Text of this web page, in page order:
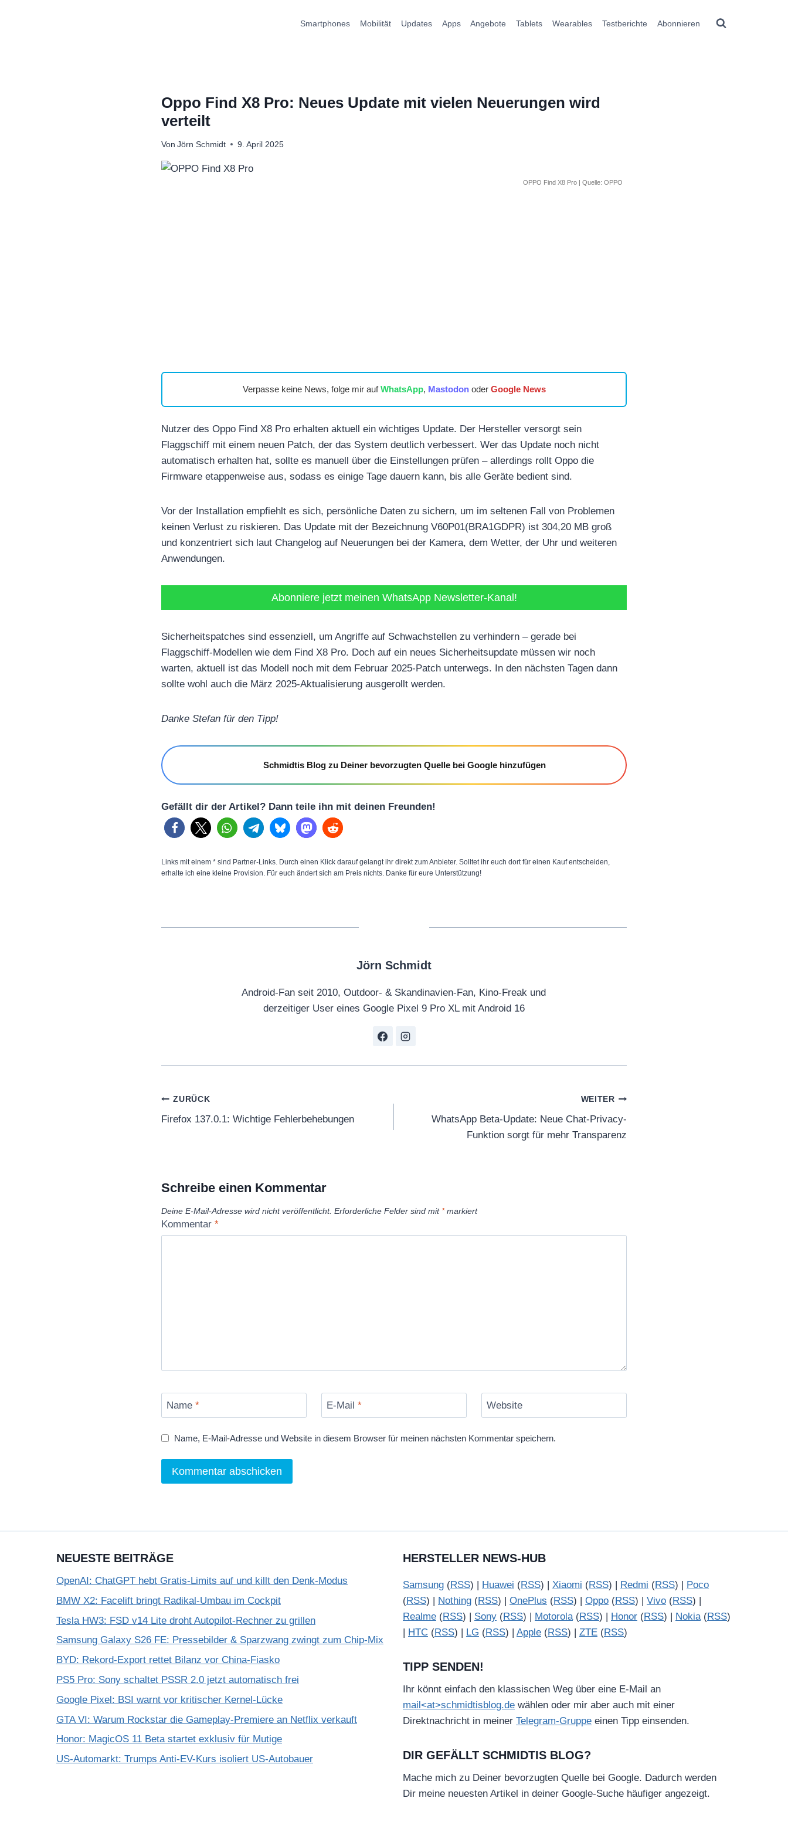
Smartphones Mobilität Updates Apps Angebote Tablets Wearables Testberichte Abonnieren
Oppo Find X8 Pro: Neues Update mit vielen Neuerungen wird
verteilt
Von Jörn Schmidt 9. April 2025
OPPO Find X8 Pro | Quelle: OPPO
Verpasse keine News, folge mir aufWhatsApp, Mastodonoder Google News
Nutzer des Oppo Find X8 Pro erhalten aktuell ein wichtiges Update. Der Hersteller versorgt sein
Flaggschiff mit einem neuen Patch, der das System deutlich verbessert. Wer das Update noch nicht
automatisch erhalten hat, sollte es manuell über die Einstellungen prüfen – allerdings rollt Oppo die
Firmware etappenweise aus, sodass es einige Tage dauern kann, bis alle Geräte bedient sind.
Vor der Installation empfiehlt es sich, persönliche Daten zu sichern, um im seltenen Fall von Problemen
keinen Verlust zu riskieren. Das Update mit der Bezeichnung V60P01(BRA1GDPR) ist 304,20 MB groß
und konzentriert sich laut Changelog auf Neuerungen bei der Kamera, dem Wetter, der Uhr und weiteren
Anwendungen.
Abonniere jetzt meinen WhatsApp Newsletter-Kanal!
Sicherheitspatches sind essenziell, um Angriffe auf Schwachstellen zu verhindern – gerade bei
Flaggschiff-Modellen wie dem Find X8 Pro. Doch auf ein neues Sicherheitsupdate müssen wir noch
warten, aktuell ist das Modell noch mit dem Februar 2025-Patch unterwegs. In den nächsten Tagen dann
sollte wohl auch die März 2025-Aktualisierung ausgerollt werden.
Danke Stefan für den Tipp!
Schmidtis Blog zu Deiner bevorzugten Quelle bei Google hinzufügen
Gefällt dir der Artikel? Dann teile ihn mit deinen Freunden!
Links mit einem * sind Partner-Links. Durch einen Klick darauf gelangt ihr direkt zum Anbieter. Solltet ihr euch dort für einen Kauf entscheiden,
erhalte ich eine kleine Provision. Für euch ändert sich am Preis nichts. Danke für eure Unterstützung!
Jörn Schmidt
Android-Fan seit 2010, Outdoor- & Skandinavien-Fan, Kino-Freak und
derzeitiger User eines Google Pixel 9 Pro XL mit Android 16
Beitragsnavigation
ZURÜCK
Firefox 137.0.1: Wichtige Fehlerbehebungen
WEITER
WhatsApp Beta-Update: Neue Chat-Privacy-
Funktion sorgt für mehr Transparenz
Schreibe einen Kommentar
Deine E-Mail-Adresse wird nicht veröffentlicht. Erforderliche Felder sind mit *markiert
Kommentar *
Name * E-Mail * Website
Name, E-Mail-Adresse und Website in diesem Browser für meinen nächsten Kommentar speichern.
NEUESTE BEITRÄGE
OpenAI: ChatGPT hebt Gratis-Limits auf und killt den Denk-Modus
BMW X2: Facelift bringt Radikal-Umbau im Cockpit
Tesla HW3: FSD v14 Lite droht Autopilot-Rechner zu grillen
Samsung Galaxy S26 FE: Pressebilder & Sparzwang zwingt zum Chip-Mix
BYD: Rekord-Export rettet Bilanz vor China-Fiasko
PS5 Pro: Sony schaltet PSSR 2.0 jetzt automatisch frei
Google Pixel: BSI warnt vor kritischer Kernel-Lücke
GTA VI: Warum Rockstar die Gameplay-Premiere an Netflix verkauft
Honor: MagicOS 11 Beta startet exklusiv für Mutige
US-Automarkt: Trumps Anti-EV-Kurs isoliert US-Autobauer
HERSTELLER NEWS-HUB
Samsung (RSS) | Huawei (RSS) | Xiaomi (RSS) | Redmi (RSS) | Poco
(RSS) | Nothing (RSS) | OnePlus (RSS) | Oppo (RSS) | Vivo (RSS) |
Realme (RSS) | Sony (RSS) | Motorola(RSS) | Honor (RSS) | Nokia(RSS)
| HTC (RSS) | LG (RSS) | Apple (RSS) | ZTE (RSS)
TIPP SENDEN!
Ihr könnt einfach den klassischen Weg über eine E-Mail an
mail<at>schmidtisblog.de wählen oder mir aber auch mit einer
Direktnachricht in meiner Telegram-Gruppe einen Tipp einsenden.
DIR GEFÄLLT SCHMIDTIS BLOG?
Mache mich zu Deiner bevorzugten Quelle bei Google. Dadurch werden
Dir meine neuesten Artikel in deiner Google-Suche häufiger angezeigt.